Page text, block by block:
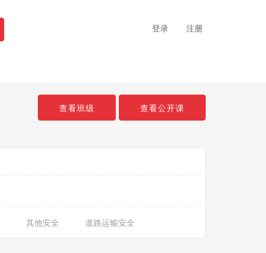
登录 注册
查看班级 查看公开课
其他安全 道路运输安全